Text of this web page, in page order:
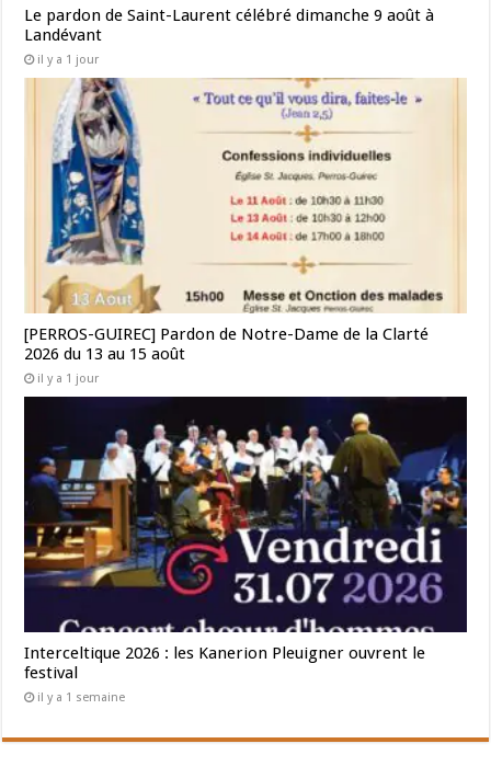
Le pardon de Saint-Laurent célébré dimanche 9 août à
Landévant
il y a 1 jour
[PERROS-GUIREC] Pardon de Notre-Dame de la Clarté
2026 du 13 au 15 août
il y a 1 jour
Interceltique 2026 : les Kanerion Pleuigner ouvrent le
festival
il y a 1 semaine